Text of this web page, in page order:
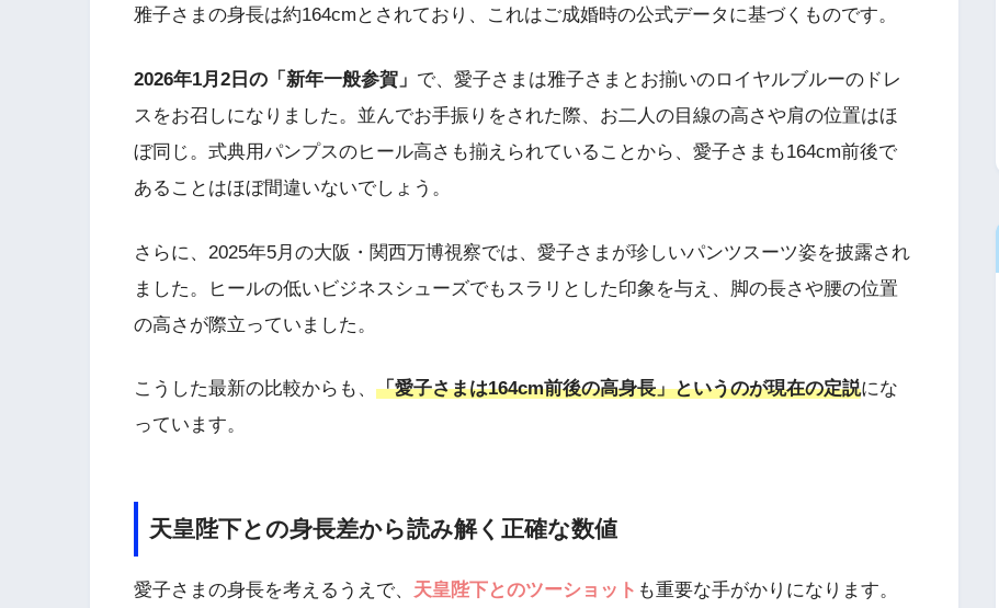
雅子さまの身長は約164cmとされており、これはご成婚時の公式データに基づくものです。
2026年1月2日の「新年一般参賀」 で、愛子さまは雅子さまとお揃いのロイヤルブルーのドレ
スをお召しになりました。並んでお手振りをされた際、お二人の目線の高さや肩の位置はほ
ぼ同じ。式典用パンプスのヒール高さも揃えられていることから、愛子さまも164cm前後で
あることはほぼ間違いないでしょう。
さらに、2025年5月の大阪・関西万博視察では、愛子さまが珍しいパンツスーツ姿を披露され
ました。ヒールの低いビジネスシューズでもスラリとした印象を与え、脚の長さや腰の位置
の高さが際立っていました。
こうした最新の比較からも、 「愛子さまは164cm前後の高身長」というのが現在の定説にな
っています。
天皇陛下との身長差から読み解く正確な数値
愛子さまの身長を考えるうえで、 天皇陛下とのツーショット も重要な手がかりになります。